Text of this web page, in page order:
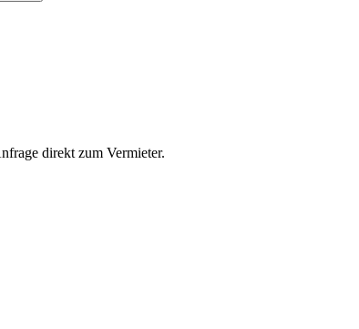
direkt zum Vermieter.